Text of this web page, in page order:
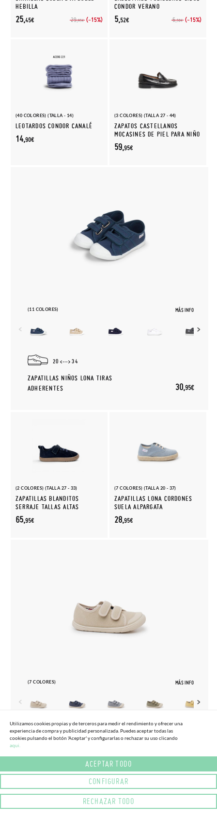
HEBILLA
29,95€ (-15%)
25,45€
CONDOR VERANO
6,50€ (-15%)
5,52€
(40 COLORES) (TALLA - 14)
LEOTARDOS CONDOR CANALÉ
14,90€
(3 COLORES) (TALLA 27 - 44)
ZAPATOS CASTELLANOS
MOCASINES DE PIEL PARA NIÑO
59,95€
(11 COLORES) MÁS INFO
20 34
ZAPATILLAS NIÑOS LONA TIRAS
ADHERENTES
30,95€
(2 COLORES) (TALLA 27 - 33)
ZAPATILLAS BLANDITOS
SERRAJE TALLAS ALTAS
65,95€
(7 COLORES) (TALLA 20 - 37)
ZAPATILLAS LONA CORDONES
SUELA ALPARGATA
28,95€
(7 COLORES) MÁS INFO
22 34
33,
Utilizamos cookies propias y de terceros para medir el rendimiento y ofrecer una
experiencia de compra y publicidad personalizada. Puedes aceptar todas las
cookies pulsando el botón 'Aceptar' y configurarlas o rechazar su uso clicando
aqui.
ACEPTAR TODO
CONFIGURAR
RECHAZAR TODO